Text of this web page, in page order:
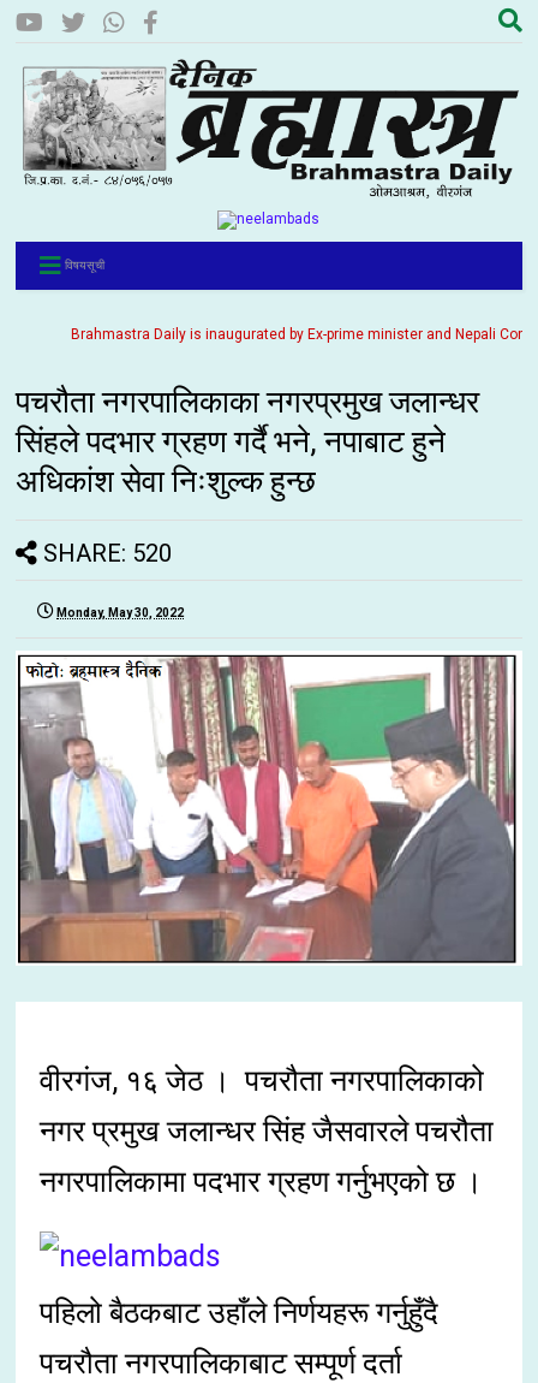
विषयसूची
Brahmastra Daily is inaugurated by Ex-prime minister and Nepali
पचरौता नगरपालिकाका नगरप्रमुख जलान्धर
सिंहले पदभार ग्रहण गर्दै भने, नपाबाट हुने
अधिकांश सेवा निःशुल्क हुन्छ
SHARE: 520
Monday, May 30, 2022
वीरगंज, १६ जेठ । पचरौता नगरपालिकाको
नगर प्रमुख जलान्धर सिंह जैसवारले पचरौता
नगरपालिकामा पदभार ग्रहण गर्नुभएको छ ।
पहिलो बैठकबाट उहाँले निर्णयहरू गर्नुहुँदै
पचरौता नगरपालिकाबाट सम्पूर्ण दर्ता